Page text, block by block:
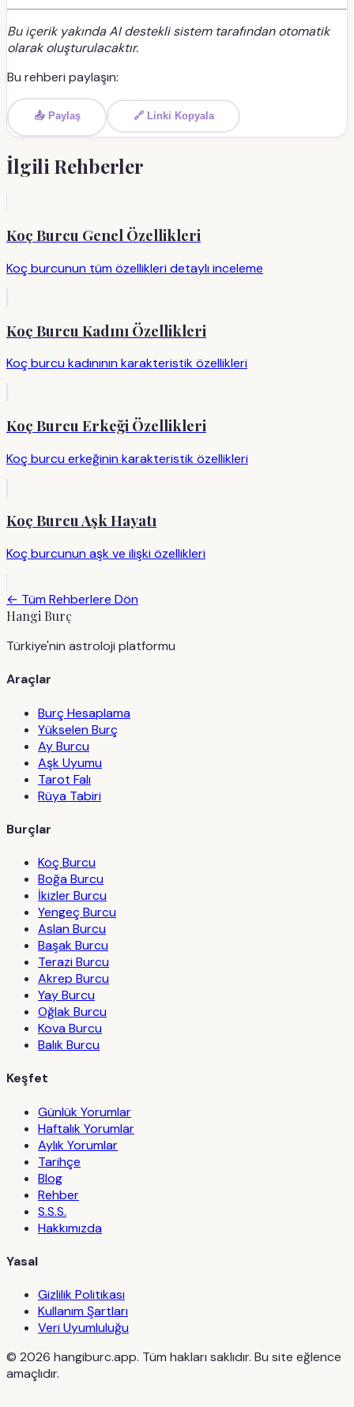
Bu içerik yakında AI destekli sistem tarafından otomatik
olarak oluşturulacaktır.
Bu rehberi paylaşın:
📤 Paylaş 🔗 Linki Kopyala
İlgili Rehberler
Koç Burcu Genel Özellikleri
Koç burcunun tüm özellikleri detaylı inceleme
Koç Burcu Kadını Özellikleri
Koç burcu kadınının karakteristik özellikleri
Koç Burcu Erkeği Özellikleri
Koç burcu erkeğinin karakteristik özellikleri
Koç Burcu Aşk Hayatı
Koç burcunun aşk ve ilişki özellikleri
← Tüm Rehberlere Dön
Hangi Burç
Türkiye'nin astroloji platformu
Araçlar
Burç Hesaplama
Yükselen Burç
Ay Burcu
Aşk Uyumu
Tarot Falı
Rüya Tabiri
Burçlar
Koç Burcu
Boğa Burcu
İkizler Burcu
Yengeç Burcu
Aslan Burcu
Başak Burcu
Terazi Burcu
Akrep Burcu
Yay Burcu
Oğlak Burcu
Kova Burcu
Balık Burcu
Keşfet
Günlük Yorumlar
Haftalık Yorumlar
Aylık Yorumlar
Tarihçe
Blog
Rehber
S.S.S.
Hakkımızda
Yasal
Gizlilik Politikası
Kullanım Şartları
Veri Uyumluluğu
© 2026 hangiburc.app. Tüm hakları saklıdır. Bu site eğlence
amaçlıdır.